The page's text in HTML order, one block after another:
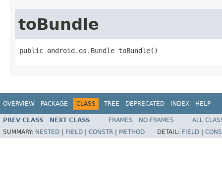
toBundle
public android.os.Bundle toBundle()
OVERVIEW PACKAGE CLASS TREE DEPRECATED INDEX HELP
PREV CLASS NEXT CLASS FRAMES NO FRAMES
ALL
SUMMARY: NESTED FIELD CONSTR METHOD DETAIL: FIELD